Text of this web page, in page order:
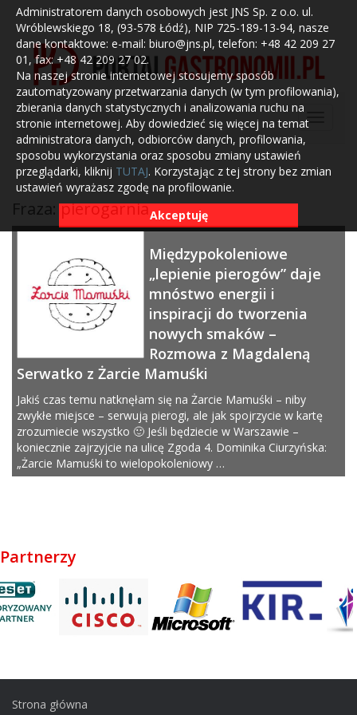
Administratorem danych osobowych jest JNS Sp. z o.o. ul.
Wróblewskiego 18, (93-578 Łódź), NIP 725-189-13-94, nasze
dane kontaktowe: e-mail: biuro@jns.pl, telefon: +48 42 209 27
01, fax: +48 42 209 27 02.
Na naszej stronie internetowej stosujemy sposób
zautomatyzowany przetwarzania danych (w tym profilowania),
zbierania danych statystycznych i analizowania ruchu na
stronie internetowej. Aby dowiedzieć się więcej na temat
administratora danych, odbiorców danych, profilowania,
sposobu wykorzystania oraz sposobu zmiany ustawień
przeglądarki, kliknij TUTAJ. Korzystając z tej strony bez zmian
ustawień wyrażasz zgodę na profilowanie.
Akceptuję
Fraza: pierogarnia
Międzypokoleniowe
„lepienie pierogów” daje
mnóstwo energii i
inspiracji do tworzenia
nowych smaków –
Rozmowa z Magdaleną
Serwatko z Żarcie Mamuśki
Jakiś czas temu natknęłam się na Żarcie Mamuśki – niby
zwykłe miejsce – serwują pierogi, ale jak spojrzycie w kartę
zrozumiecie wszystko 🙂 Jeśli będziecie w Warszawie –
koniecznie zajrzyjcie na ulicę Zgoda 4. Dominika Ciurzyńska:
„Żarcie Mamuśki to wielopokoleniowy …
Partnerzy
Strona główna